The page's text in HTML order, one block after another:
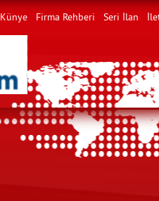
Künye Firma Rehberi Seri İlan